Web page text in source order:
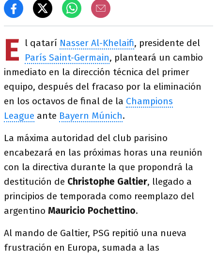
E l qatarí Nasser Al-Khelaifi, presidente del
París Saint-Germain, planteará un cambio
inmediato en la dirección técnica del primer
equipo, después del fracaso por la eliminación
en los octavos de final de la Champions
League ante Bayern Múnich.
La máxima autoridad del club parisino
encabezará en las próximas horas una reunión
con la directiva durante la que propondrá la
destitución de Christophe Galtier, llegado a
principios de temporada como reemplazo del
argentino Mauricio Pochettino.
Al mando de Galtier, PSG repitió una nueva
frustración en Europa, sumada a las